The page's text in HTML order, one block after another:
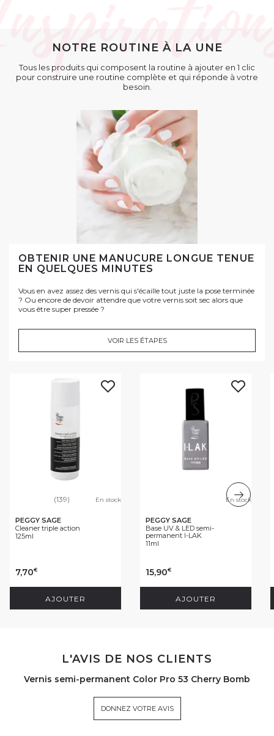
NOTRE ROUTINE À LA UNE
Tous les produits qui composent la routine à ajouter en 1 clic
pour construire une routine complète et qui réponde à votre
besoin.
OBTENIR UNE MANUCURE LONGUE TENUE
EN QUELQUES MINUTES
Vous en avez assez des vernis qui s'écaille tout juste la pose terminée
? Ou encore de devoir attendre que votre vernis soit sec alors que
vous être super pressée ?
VOIR LES ÉTAPES
(139) En stock
PEGGY SAGE
Cleaner triple action
125ml
7,70€
AJOUTER
En stock
PEGGY SAGE
Base UV & LED semi-
permanent I-LAK
11ml
15,90€
AJOUTER
L'AVIS DE NOS CLIENTS
Vernis semi-permanent Color Pro 53 Cherry Bomb
DONNEZ VOTRE AVIS